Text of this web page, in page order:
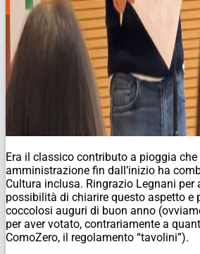
Era il classico contributo a pioggia che
amministrazione fin dall’inizio ha
Cultura inclusa. Ringrazio Legnani per
possibilità di chiarire questo aspetto e
coccolosi auguri di buon anno
per aver votato, contrariamente a
ComoZero, il regolamento “tavolini”).